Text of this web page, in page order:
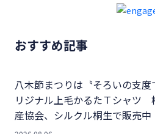
おすすめ記事
八木節まつりは〝そろいの支
リジナル上毛かるたＴシャツ
産協会、シルクル桐生で販売中